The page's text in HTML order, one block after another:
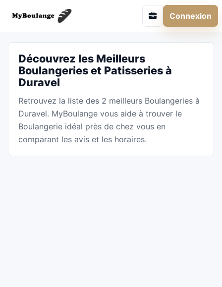
Connexion
Découvrez les Meilleurs
Boulangeries et Patisseries à
Duravel
Retrouvez la liste des 2 meilleurs Boulangeries à
Duravel. MyBoulange vous aide à trouver le
Boulangerie idéal près de chez vous en
comparant les avis et les horaires.